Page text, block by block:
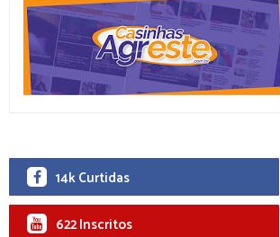
14k Curtidas
622 Inscritos